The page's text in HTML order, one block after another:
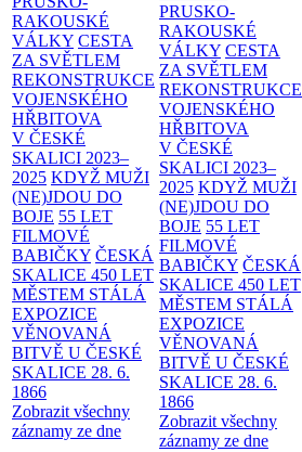
RAKOUSKÉ
VÁLKY CESTA
ZA SVĚTLEM
REKONSTRUKCE
VOJENSKÉHO
HŘBITOVA
V ČESKÉ
SKALICI 2023–
2025 KDYŽ MUŽI
(NE)JDOU DO
BOJE 55 LET
FILMOVÉ
BABIČKY ČESKÁ
SKALICE 450 LET
MĚSTEM STÁLÁ
EXPOZICE
VĚNOVANÁ
BITVĚ U ČESKÉ
SKALICE 28. 6.
1866
Zobrazit všechny
záznamy ze dne
PRUSKO-
RAKOUSKÉ
VÁLKY CESTA
ZA SVĚTLEM
REKONSTRUKCE
VOJENSKÉHO
HŘBITOVA
V ČESKÉ
SKALICI 2023–
2025 KDYŽ MUŽI
(NE)JDOU DO
BOJE 55 LET
FILMOVÉ
BABIČKY ČESKÁ
SKALICE 450 LET
MĚSTEM STÁLÁ
EXPOZICE
VĚNOVANÁ
BITVĚ U ČESKÉ
SKALICE 28. 6.
1866
Zobrazit všechny
záznamy ze dne